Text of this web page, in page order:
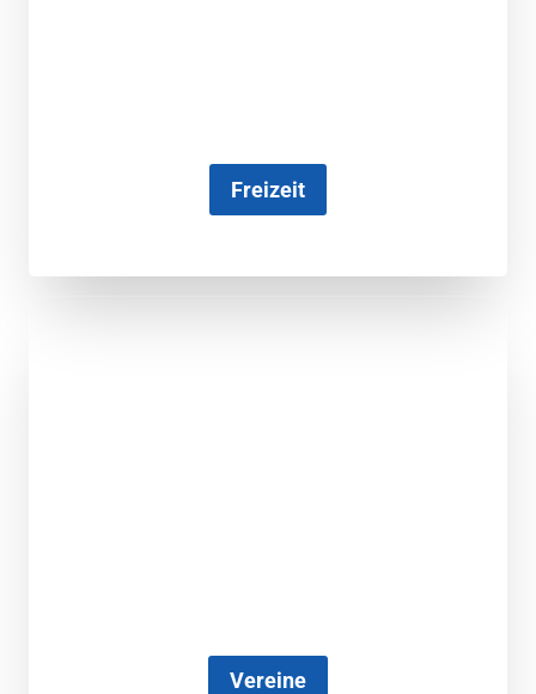
Freizeit
Vereine